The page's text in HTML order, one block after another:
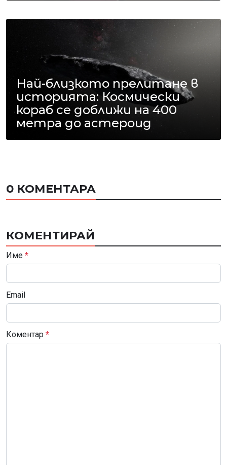
Най-близкото прелитане в
историята: Космически
кораб се доближи на 400
метра до астероид
0 КОМЕНТАРА
КОМЕНТИРАЙ
Име *
Email
Коментар *